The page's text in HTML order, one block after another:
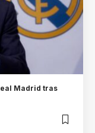
Madrid tras